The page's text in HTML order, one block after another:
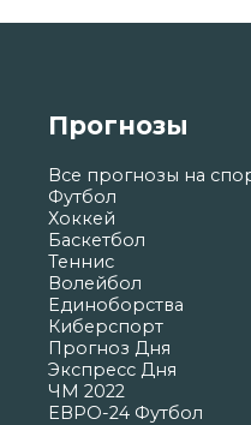
Прогнозы
Все прогнозы на
Футбол
Хоккей
Баскетбол
Теннис
Волейбол
Единоборства
Киберспорт
Прогноз Дня
Экспресс Дня
ЧМ 2022
ЕВРО-24 Футбол